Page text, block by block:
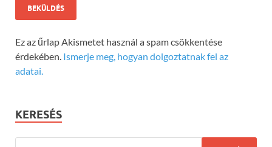
Ez az űrlap Akismetet használ a spam csökkentése
érdekében. Ismerje meg, hogyan dolgoztatnak fel az
adatai.
KERESÉS